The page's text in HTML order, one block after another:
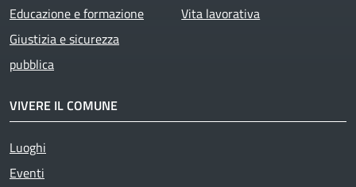
Educazione e formazione
Giustizia e sicurezza
pubblica
Vita lavorativa
VIVERE IL COMUNE
Luoghi
Eventi